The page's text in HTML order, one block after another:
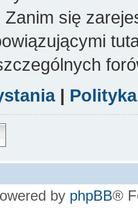
się
|
by phpBB®